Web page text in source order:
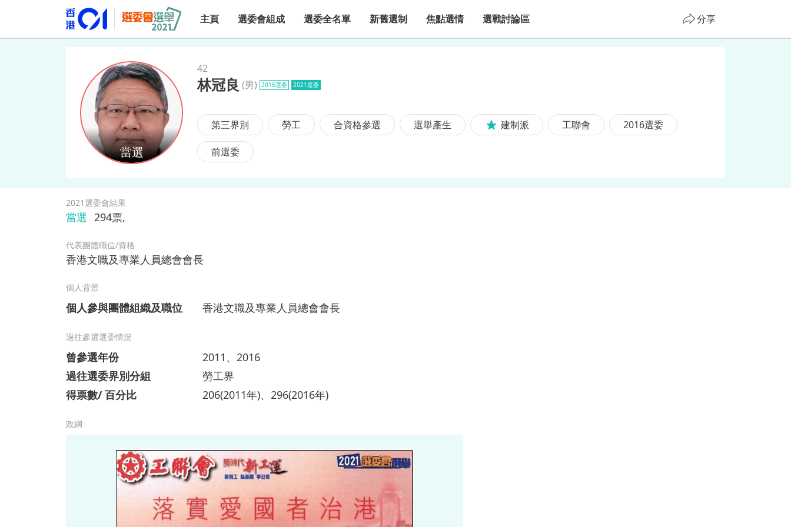
主頁 選委會組成 選委全名單 新舊選制 焦點選情 選戰討論區 分享
林冠良
42
林冠良 (男) 2016選委 2021選委
第三界別 勞工 合資格參選 選舉產生 建制派 工聯會 2016選委
前選委
2021選委會結果
當選 294票,
代表團體職位/資格
香港文職及專業人員總會會長
個人背景
個人參與團體組織及職位 香港文職及專業人員總會會長
過往參選選委情況
曾參選年份
2011、2016
過往選委界別分組
勞工界
得票數/ 百分比
206(2011年)、296(2016年)
政綱